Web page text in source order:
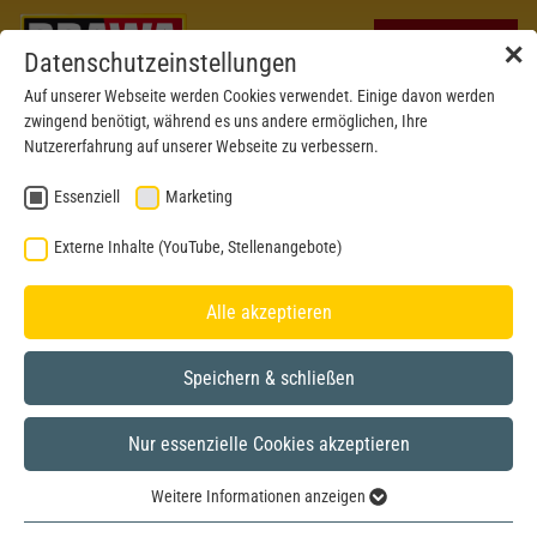
✕
Datenschutzeinstellungen
Auf unserer Webseite werden Cookies verwendet. Einige davon werden
zwingend benötigt, während es uns andere ermöglichen, Ihre
Nutzererfahrung auf unserer Webseite zu verbessern.
Essenziell Marketing
Externe Inhalte (YouTube, Stellenangebote)
Alle akzeptieren
Speichern & schließen
Nur essenzielle Cookies akzeptieren
Weitere Informationen anzeigen